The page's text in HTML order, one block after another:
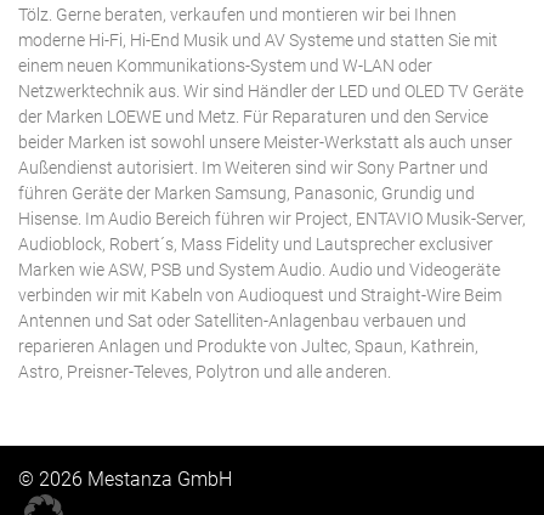
Tölz. Gerne beraten, verkaufen und montieren wir bei Ihnen
moderne Hi-Fi, Hi-End Musik und AV Systeme und statten Sie mit
einem neuen Kommunikations-System und W-LAN oder
Netzwerktechnik aus. Wir sind Händler der LED und OLED TV Geräte
der Marken LOEWE und Metz. Für Reparaturen und den Service
beider Marken ist sowohl unsere Meister-Werkstatt als auch unser
Außendienst autorisiert. Im Weiteren sind wir Sony Partner und
führen Geräte der Marken Samsung, Panasonic, Grundig und
Hisense. Im Audio Bereich führen wir Project, ENTAVIO Musik-Server,
Audioblock, Robert´s, Mass Fidelity und Lautsprecher exclusiver
Marken wie ASW, PSB und System Audio. Audio und Videogeräte
verbinden wir mit Kabeln von Audioquest und Straight-Wire Beim
Antennen und Sat oder Satelliten-Anlagenbau verbauen und
reparieren Anlagen und Produkte von Jultec, Spaun, Kathrein,
Astro, Preisner-Televes, Polytron und alle anderen.
© 2026 Mestanza GmbH